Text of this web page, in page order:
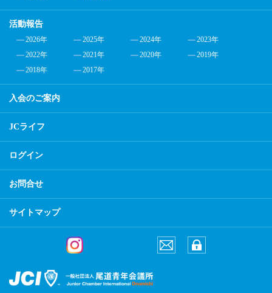
活動報告
2026年 2025年 2024年
2023年
2022年
2021年 2020年
2019年
2018年
2017年
入会のご案内
JCライフ
ログイン
お問合せ
サイトマップ